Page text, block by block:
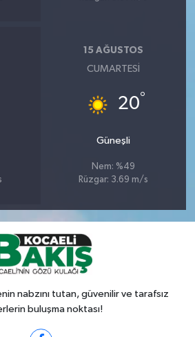
15 AĞUSTOS
CUMARTESI
20°
Güneşli
Nem: %49
Rüzgar: 3.69 m/s
nabzını tutan, güvenilir ve tarafsız
buluşma noktası!